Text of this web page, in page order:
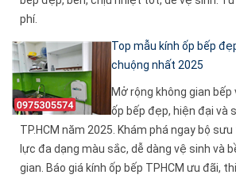
phí.
Top mẫu kính ốp bếp
chuộng nhất 2025
Mở rộng không gian
ốp bếp đẹp, hiện đại và
TP.HCM năm 2025. Khám phá ngay bộ
lực đa dạng màu sắc, dễ dàng vệ sinh và
gian. Báo giá kính ốp bếp TPHCM ưu đãi,